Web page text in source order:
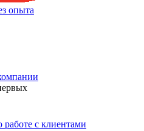
опыта
с клиентами